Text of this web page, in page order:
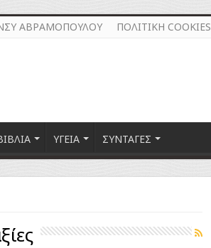
ΑΒΡΑΜΟΠΟΥΛΟΥ ΠΟΛΙΤΙΚΗ COOKIES
ΥΓΕΙΑ ΣΥΝΤΑΓΕΣ